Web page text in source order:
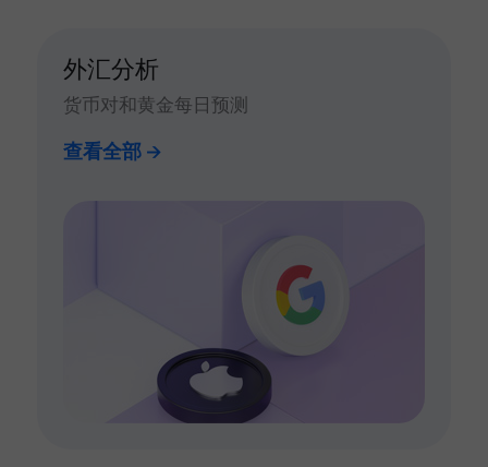
外汇分析
货币对和黄金每日预测
查看全部